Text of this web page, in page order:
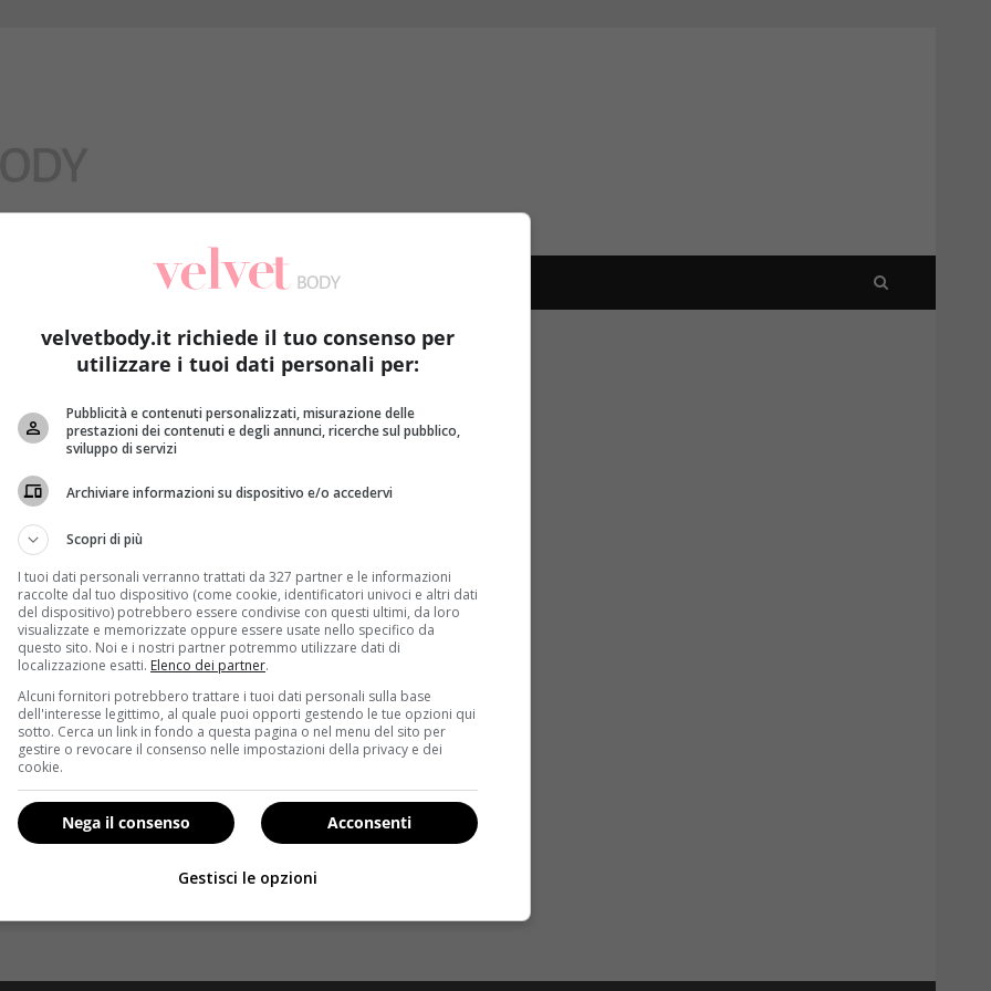
velvetbody.it richiede il tuo consenso per
utilizzare i tuoi dati personali per:
Pubblicità e contenuti personalizzati, misurazione delle
prestazioni dei contenuti e degli annunci, ricerche sul pubblico,
sviluppo di servizi
Archiviare informazioni su dispositivo e/o accedervi
Scopri di più
I tuoi dati personali verranno trattati da 327 partner e le informazioni
raccolte dal tuo dispositivo (come cookie, identificatori univoci e altri dati
del dispositivo) potrebbero essere condivise con questi ultimi, da loro
visualizzate e memorizzate oppure essere usate nello specifico da
questo sito. Noi e i nostri partner potremmo utilizzare dati di
localizzazione esatti. Elenco dei partner.
Alcuni fornitori potrebbero trattare i tuoi dati personali sulla base
dell'interesse legittimo, al quale puoi opporti gestendo le tue opzioni qui
sotto. Cerca un link in fondo a questa pagina o nel menu del sito per
gestire o revocare il consenso nelle impostazioni della privacy e dei
cookie.
Acconsenti
Nega il consenso
Gestisci le opzioni